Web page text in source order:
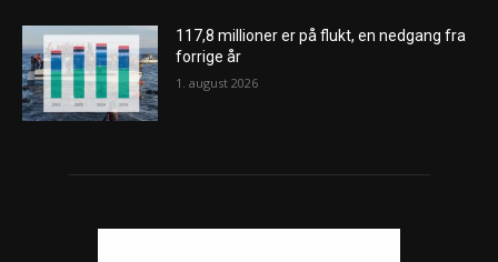
117,8 millioner er på flukt, en nedgang fra
forrige år
1. august 2026